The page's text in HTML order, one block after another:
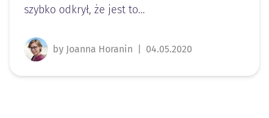
szybko odkrył, że jest to…
by Joanna Horanin 04.05.2020